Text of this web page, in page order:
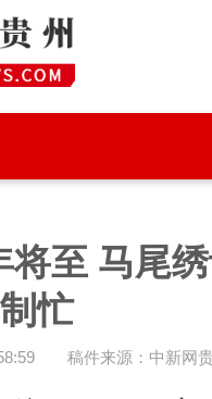
至 马尾
忙
稿件来源：中新网